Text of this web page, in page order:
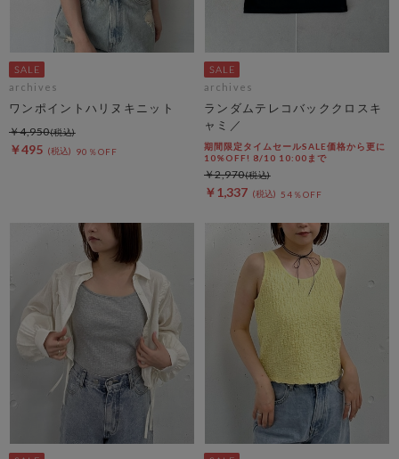
archives
ワンポイントハリヌキニット
￥495 90％OFF
￥4,950
archives
ランダムテレコバッククロスキ
ャミ／
期間限定タイムセールSALE価格から更に
10%OFF! 8/10 10:00まで
￥1,337 54％OFF
￥2,970